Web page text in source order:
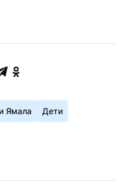
Ямала Дети